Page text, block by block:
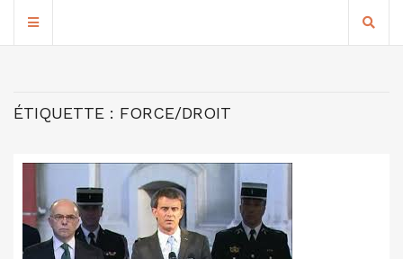
ÉTIQUETTE : FORCE/DROIT